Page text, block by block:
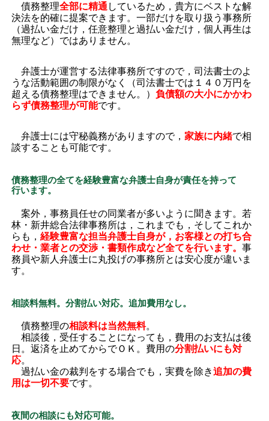
債務整理全部に精通 しているため，貴方にベストな解
決法を的確に提案できます。一部だけを取り扱う事務所
（過払い金だけ，任意整理と過払い金だけ，個人再生は
無理など）ではありません。
弁護士が運営する法律事務所ですので，司法書士のよ
うな活動範囲の制限がなく（司法書士では１４０万円を
超える債務整理はできません。） 負債額の大小にかかわ
らず債務整理が可能です。
弁護士には守秘義務がありますので， 家族に内緒で相
談することも可能です。
債務整理の全てを経験豊富な弁護士自身が責任を持って
行います。
案外，事務員任せの同業者が多いように聞きます。若
林・新井総合法律事務所は，これまでも，そしてこれか
らも， 経験豊富な担当弁護士自身が，お客様との打ち合
わせ・業者との交渉・書類作成など全てを行います。 事
務員や新人弁護士に丸投げの事務所とは安心度が違いま
す。
相談料無料。分割払い対応。追加費用なし。
債務整理の相談料は当然無料。
相談後，受任することになっても，費用のお支払は後
日。返済を止めてからでＯＫ。費用の分割払いにも対
応。
過払い金の裁判をする場合でも，実費を除き追加の費
用は一切不要です。
夜間の相談にも対応可能。